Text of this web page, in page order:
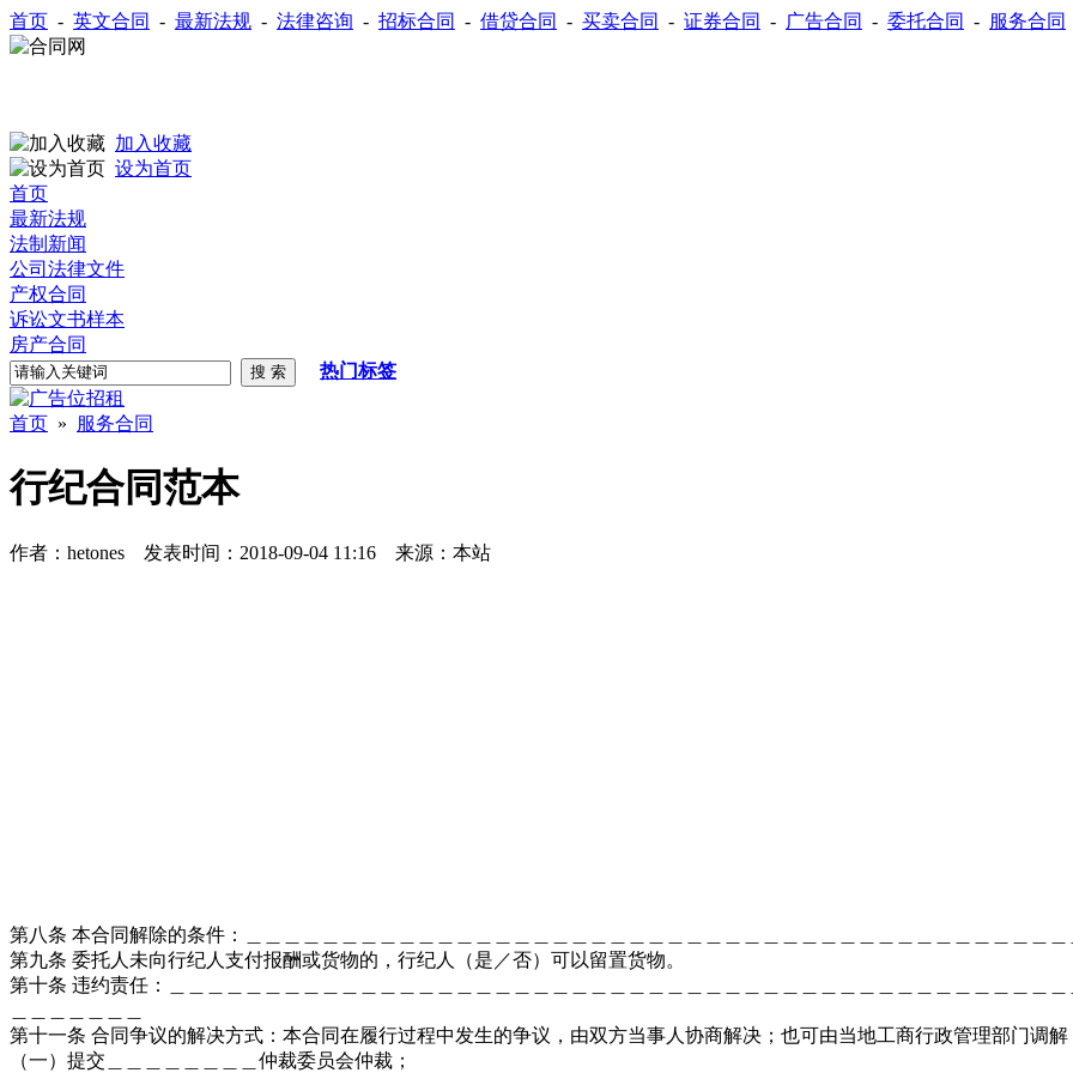
首页 - 英文合同 - 最新法规 - 法律咨询 - 招标合同 - 借贷合同 - 买卖合同 - 证券合同 - 广告合同 - 委托合同 - 服务合同
加入收藏
设为首页
首页
最新法规
法制新闻
公司法律文件
产权合同
诉讼文书样本
房产合同
热门标签
首页 » 服务合同
行纪合同范本
作者：hetones 发表时间：2018-09-04 11:16 来源：本站
第八条 本合同解除的条件：＿＿＿＿＿＿＿＿＿＿＿＿＿＿＿＿＿＿＿＿＿＿＿＿＿＿＿＿＿＿＿＿＿＿＿＿＿＿＿＿＿＿＿
第九条 委托人未向行纪人支付报酬或货物的，行纪人（是／否）可以留置货物。
第十条 违约责任：＿＿＿＿＿＿＿＿＿＿＿＿＿＿＿＿＿＿＿＿＿＿＿＿＿＿＿＿＿＿＿＿＿＿＿＿＿＿＿＿＿＿＿＿＿＿
第十一条 合同争议的解决方式：本合同在履行过程中发生的争议，由双方当事人协商解决；也可由当地工商行政管理部门调
（一）提交＿＿＿＿＿＿＿＿仲裁委员会仲裁；